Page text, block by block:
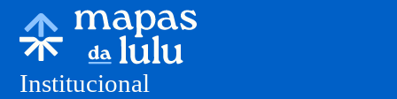
Institucional